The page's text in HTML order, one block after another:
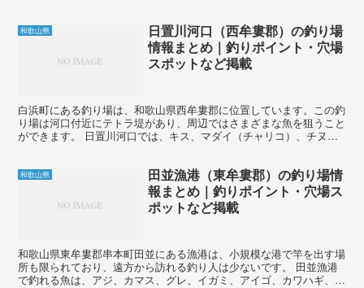
和歌山県
日置川河口（西牟婁郡）の釣り場
情報まとめ｜釣りポイント・穴場
スポットなど掲載
白浜町にある釣り場は、和歌山県西牟婁郡に位置しています。この釣
り場は河口付近にテトラ堤があり、周辺ではさまざまな魚を狙うこと
ができます。 日置川河口では、キス、マダイ（チャリコ）、チヌ、
和歌山県
田並漁港（東牟婁郡）の釣り場情
報まとめ｜釣りポイント・穴場ス
ポットなど掲載
和歌山県東牟婁郡串本町田並にある漁港は、小規模な港で竿を出す場
所も限られており、遠方から訪れる釣り人は少ないです。 田並漁港
で釣れる魚は、アジ、カマス、グレ、イガミ、アイゴ、カワハギ、ガ